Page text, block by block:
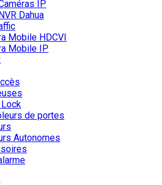
IP
Dahua
Mobile HDCVI
Mobile IP
de portes
Autonomes